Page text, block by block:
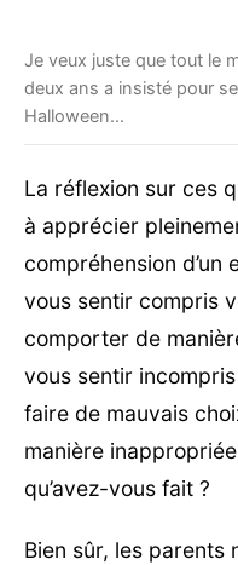
Je veux juste que tout le
deux ans a insisté pour
Halloween…
La réflexion sur ces
à apprécier
compréhension d’un
vous sentir compris
comporter de
vous sentir
faire de mauvais
manière
qu’avez-vous fait ?
Bien sûr, les parents